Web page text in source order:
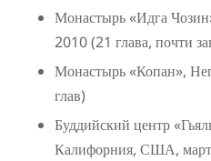
Монастырь «Идга
2010 (21 глава, почти
Монастырь «Копан»,
глав)
Буддийский центр
Калифорния, США,